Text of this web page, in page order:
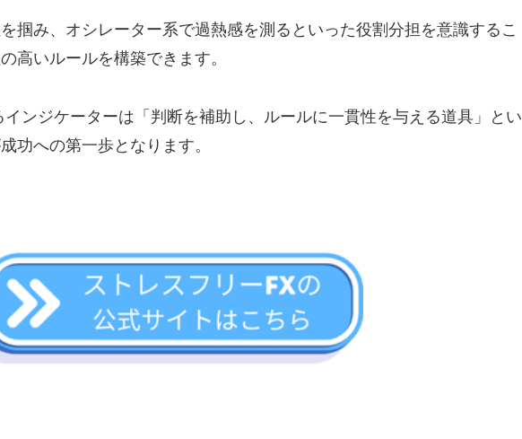
掴み、オシレーター系で過熱感を測るといった役割分担を意識するこ
高いルールを構築できます。
ンジケーターは「判断を補助し、ルールに一貫性を与える道具」とい
功への第一歩となります。